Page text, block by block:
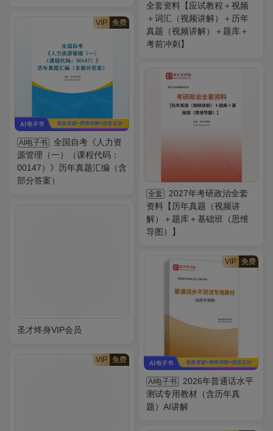
全套资料【应试教程＋视频
＋词汇（视频讲解）＋历年
真题（视频讲解）＋题库＋
考前冲刺】
VIP 免费
AI电子书
全国自考《人力资
源管理（一）（课程代码：
00147）》历年真题汇编（含
部分答案）
全套
2027年考研政治全套
资料【历年真题（视频讲
解）＋题库＋基础班（思维
导图）】
圣才终身VIP会员
VIP 免费
AI电子书
2026年普通话水平
测试专用教材（含历年真
题）AI讲解
VIP 免费